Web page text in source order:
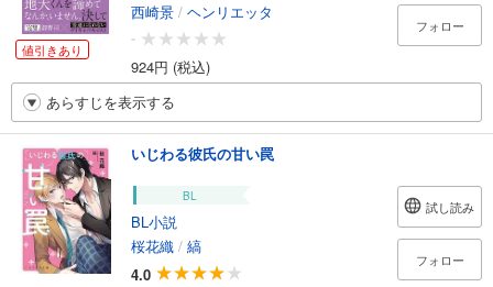
値引きあり
西崎景 / ヘンリエッタ
-
924円 (税込)
フォロー
あらすじを表示する
いじわる彼氏の甘い罠
BL
BL小説
桜花織 / 縞
4.0
試し読み
フォロー